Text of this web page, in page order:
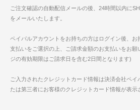
ご注文確認の自動配信メールの後、24時間以内に
をメールいたします。
ペイパルアカウントをお持ちの方はログイン後、お
支払いをご選択の上、ご請求金額のお支払いをお願
ジの有効期限はご請求日を含む2日間となります)
ご入力されたクレジットカード情報は決済会社ペイ
たは第三者にお客様のクレジットカード情報が表示